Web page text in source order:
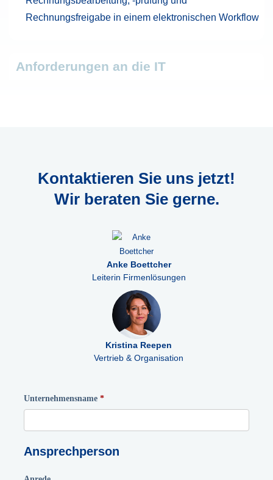
Rechnungsfreigabe in einem elektronischen Workflow
Anforderungen an die IT
Kontaktieren Sie uns jetzt!
Wir beraten Sie gerne.
Anke Boettcher
Leiterin Firmenlösungen
Kristina Reepen
Vertrieb & Organisation
Unternehmensname
Ansprechperson